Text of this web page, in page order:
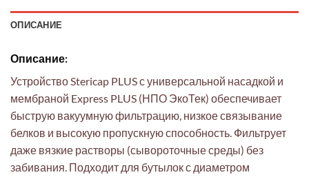
ОПИСАНИЕ
Описание:
Устройство Stericap PLUS с универсальной насадкой и
мембраной Express PLUS (НПО ЭкоТек) обеспечивает
быструю вакуумную фильтрацию, низкое связывание
белков и высокую пропускную способность. Фильтрует
даже вязкие растворы (сывороточные среды) без
забивания. Подходит для бутылок с диаметром